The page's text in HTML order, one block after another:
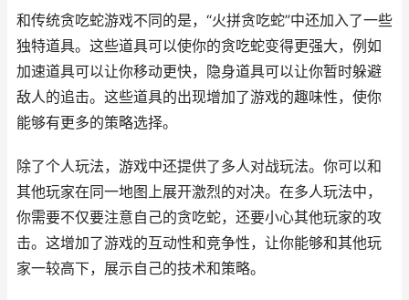
和传统贪吃蛇游戏不同的是，“火拼贪吃蛇”中还加入了一些
独特道具。这些道具可以使你的贪吃蛇变得更强大，例如
加速道具可以让你移动更快，隐身道具可以让你暂时躲避
敌人的追击。这些道具的出现增加了游戏的趣味性，使你
能够有更多的策略选择。
除了个人玩法，游戏中还提供了多人对战玩法。你可以和
其他玩家在同一地图上展开激烈的对决。在多人玩法中，
你需要不仅要注意自己的贪吃蛇，还要小心其他玩家的攻
击。这增加了游戏的互动性和竞争性，让你能够和其他玩
家一较高下，展示自己的技术和策略。